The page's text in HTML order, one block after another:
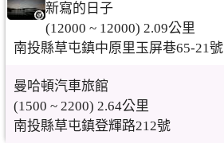
新寫的日子
(12000 ~ 12000) 2.09公里
南投縣草屯鎮中原里玉屏巷65-21號
曼哈頓汽車旅館
(1500 ~ 2200) 2.64公里
南投縣草屯鎮登輝路212號